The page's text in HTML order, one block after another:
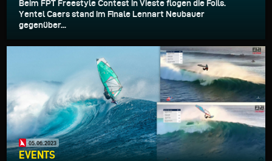
Beim FPT Freestyle Contest in Vieste flogen die Foils.
Yentel Caers stand im Finale Lennart Neubauer
gegenüber...
05.06.2023
EVENTS